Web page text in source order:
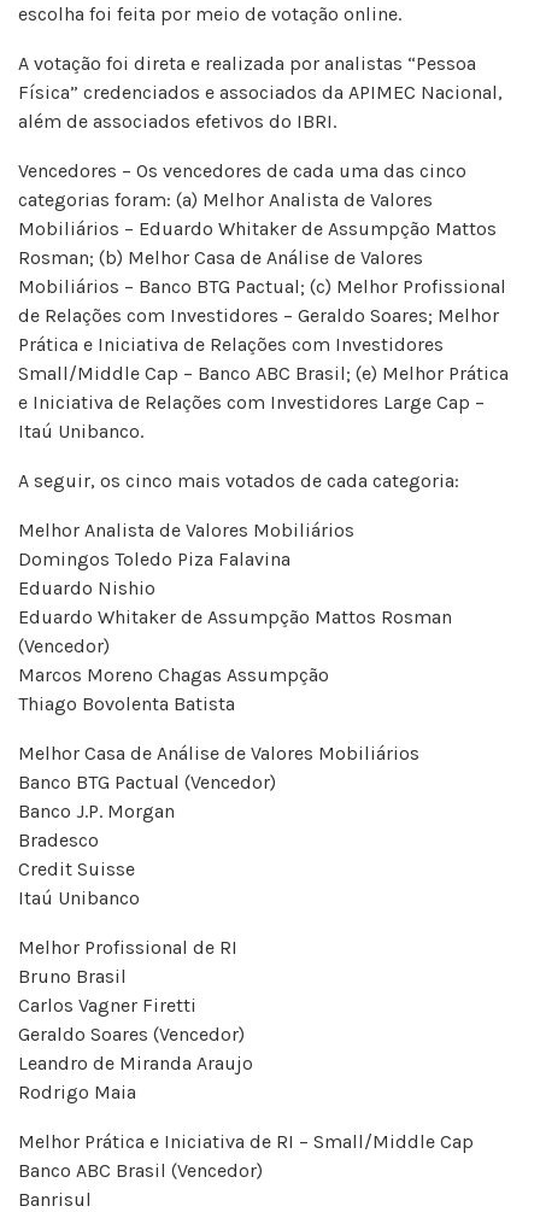
escolha foi feita por meio de votação online.
A votação foi direta e realizada por analistas “Pessoa
Física” credenciados e associados da APIMEC Nacional,
além de associados efetivos do IBRI.
Vencedores – Os vencedores de cada uma das cinco
categorias foram: (a) Melhor Analista de Valores
Mobiliários – Eduardo Whitaker de Assumpção Mattos
Rosman; (b) Melhor Casa de Análise de Valores
Mobiliários – Banco BTG Pactual; (c) Melhor Profissional
de Relações com Investidores – Geraldo Soares; Melhor
Prática e Iniciativa de Relações com Investidores
Small/Middle Cap – Banco ABC Brasil; (e) Melhor Prática
e Iniciativa de Relações com Investidores Large Cap –
Itaú Unibanco.
A seguir, os cinco mais votados de cada categoria:
Melhor Analista de Valores Mobiliários
Domingos Toledo Piza Falavina
Eduardo Nishio
Eduardo Whitaker de Assumpção Mattos Rosman
(Vencedor)
Marcos Moreno Chagas Assumpção
Thiago Bovolenta Batista
Melhor Casa de Análise de Valores Mobiliários
Banco BTG Pactual (Vencedor)
Banco J.P. Morgan
Bradesco
Credit Suisse
Itaú Unibanco
Melhor Profissional de RI
Bruno Brasil
Carlos Vagner Firetti
Geraldo Soares (Vencedor)
Leandro de Miranda Araujo
Rodrigo Maia
Melhor Prática e Iniciativa de RI – Small/Middle Cap
Banco ABC Brasil (Vencedor)
Banrisul